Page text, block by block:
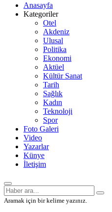
Anasayfa
Kategoriler
Otel
Akdeniz
Ulusal
Politika
Ekonomi
Aktüel
Kültür Sanat
Tarih
Sağlık
Kadın
Teknoloji
Spor
Foto Galeri
Video
Yazarlar
Künye
İletişim
Aramak için bir kelime yazınız.